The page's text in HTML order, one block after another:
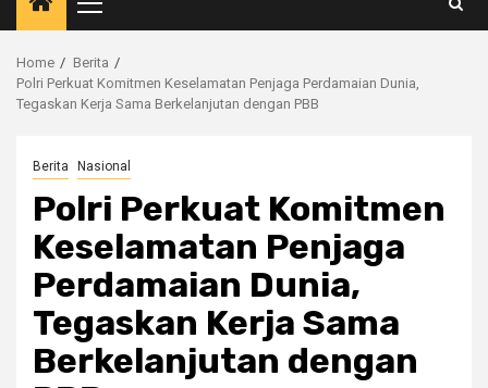
Primary
Menu
Home
Berita
Polri Perkuat Komitmen Keselamatan Penjaga Perdamaian Dunia,
Tegaskan Kerja Sama Berkelanjutan dengan PBB
Berita Nasional
Polri Perkuat Komitmen
Keselamatan Penjaga
Perdamaian Dunia,
Tegaskan Kerja Sama
Berkelanjutan dengan